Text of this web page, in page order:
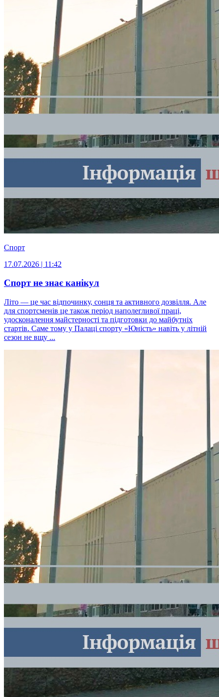
Спорт
17.07.2026 | 11:42
Спорт не знає канікул
Літо — це час відпочинку, сонця та активного дозвілля. Але
для спортсменів це також період наполегливої праці,
удосконалення майстерності та підготовки до майбутніх
стартів. Саме тому у Палаці спорту «Юність» навіть у літній
сезон не вщу ...